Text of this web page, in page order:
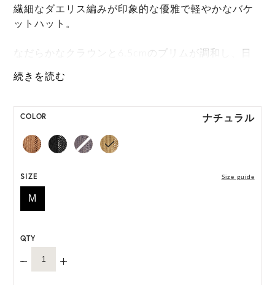
繊細なダエリス編みが印象的な優雅で軽やかなバケ
ットハット。
なだらかなクラウンと6.5cmのブリムが調和し、日
ます。
ONE SIZE展開の商品:ONE SIZE 57.5cm
*天然素材を用いたハンドメイドのため、サイズ・色
HAT BOX に収納できない商品です。
COLOR ナチュラル
SIZE Size guide
M
QTY